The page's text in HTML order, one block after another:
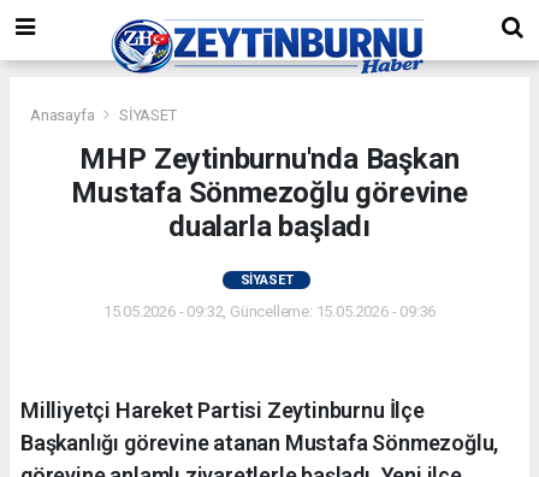
Anasayfa SİYASET
MHP Zeytinburnu'nda Başkan
Mustafa Sönmezoğlu görevine
dualarla başladı
SİYASET
15.05.2026 - 09:32, Güncelleme: 15.05.2026 - 09:36
Milliyetçi Hareket Partisi Zeytinburnu İlçe
Başkanlığı görevine atanan Mustafa Sönmezoğlu,